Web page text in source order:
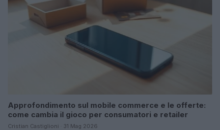
Approfondimento sul mobile commerce e le offerte:
come cambia il gioco per consumatori e retailer
Cristian Castiglioni · 31 Mag 2026